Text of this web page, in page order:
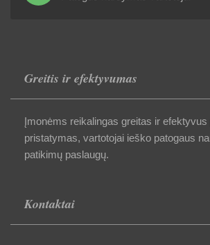
Greitis ir efektyvumas
Įmonėms reikalingas greitas ir efektyvus
pristatymas, vartotojai ieško patogaus
patikimų paslaugų.
Kontaktai